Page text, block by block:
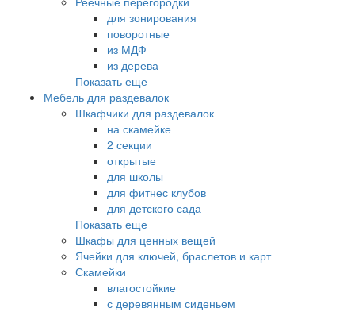
для зонирования
поворотные
из МДФ
из дерева
Показать еще
Мебель для раздевалок
Шкафчики для раздевалок
на скамейке
2 секции
открытые
для школы
для фитнес клубов
для детского сада
Показать еще
Шкафы для ценных вещей
Ячейки для ключей, браслетов и карт
Скамейки
влагостойкие
с деревянным сиденьем